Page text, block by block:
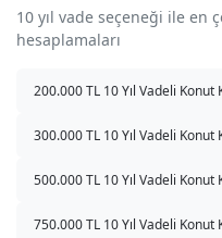
10 yıl vade seçeneği ile en
hesaplamaları
200.000 TL 10 Yıl Vadeli Konut
300.000 TL 10 Yıl Vadeli Konut
500.000 TL 10 Yıl Vadeli Konut
750.000 TL 10 Yıl Vadeli Konut